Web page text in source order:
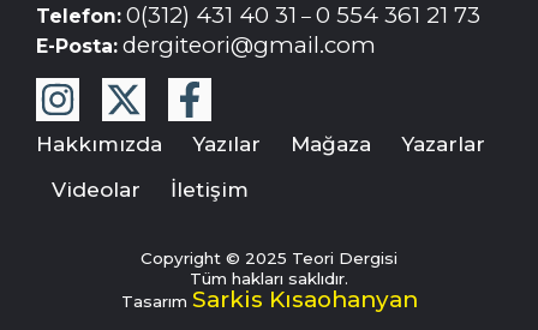
Telefon: 0(312) 431 40 31 – 0 554 361 21 73
E-Posta: dergiteori@gmail.com
Hakkımızda Yazılar Mağaza
Yazarlar
Videolar
İletişim
Copyright © 2025 Teori Dergisi
Tüm hakları saklıdır.
Tasarım Sarkis Kısaohanyan